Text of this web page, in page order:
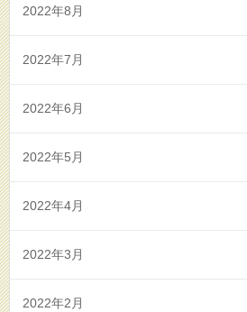
2022年8月
2022年7月
2022年6月
2022年5月
2022年4月
2022年3月
2022年2月